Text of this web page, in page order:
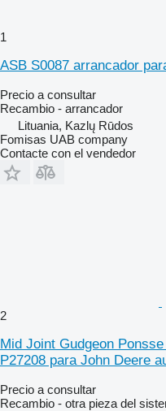
1
ASB S0087 arrancador
Precio a consultar
Recambio - arrancador
Lituania, Kazlų Rūdos
Fomisas UAB company
Contacte con el vendedor
2
Mid Joint Gudgeon
P27208 para John Deere
Precio a consultar
Recambio - otra pieza del